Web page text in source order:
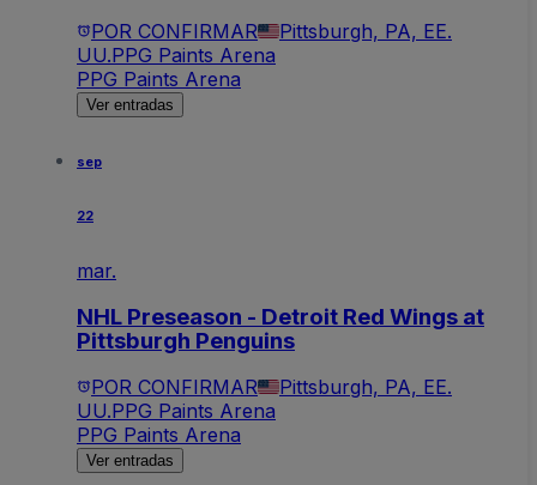
POR CONFIRMAR
Pittsburgh, PA, EE.
UU.PPG Paints Arena
PPG Paints Arena
Ver entradas
sep
22
mar.
NHL Preseason - Detroit Red Wings at
Pittsburgh Penguins
POR CONFIRMAR
Pittsburgh, PA, EE.
UU.PPG Paints Arena
PPG Paints Arena
Ver entradas